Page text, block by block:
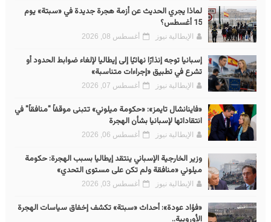
لماذا يجري الحديث عن أزمة هجرة جديدة في «سبتة» يوم
15 أغسطس؟
الإيطالية نيوز أغسطس 08, 2026
إسبانيا توجه إنذارًا نهائيًا إلى إيطاليا لإلغاء ضوابط الحدود أو
تشرع في تطبيق «إجراءات متناسبة»
الإيطالية نيوز أغسطس 07, 2026
«فاينانشال تايمز»: «حكومة ميلوني» تتبنى موقفاً "منافقاً" في
انتقاداتها لإسبانيا بشأن الهجرة
الإيطالية نيوز أغسطس 06, 2026
وزير الخارجية الإسباني ينتقد إيطاليا بسبب الهجرة: حكومة
ميلوني «منافقة ولم تكن على مستوى التحدي»
الإيطالية نيوز أغسطس 03, 2026
«فؤاد عودة»: أحداث «سبتة» تكشف إخفاق سياسات الهجرة